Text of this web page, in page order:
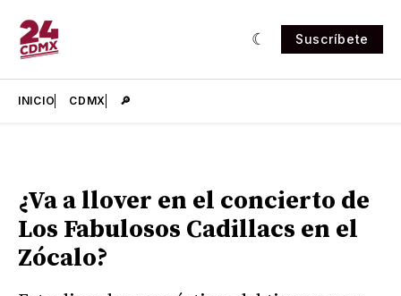
Suscríbete
INICIO CDMX 🔎
¿Va a llover en el concierto de
Los Fabulosos Cadillacs en el
Zócalo?